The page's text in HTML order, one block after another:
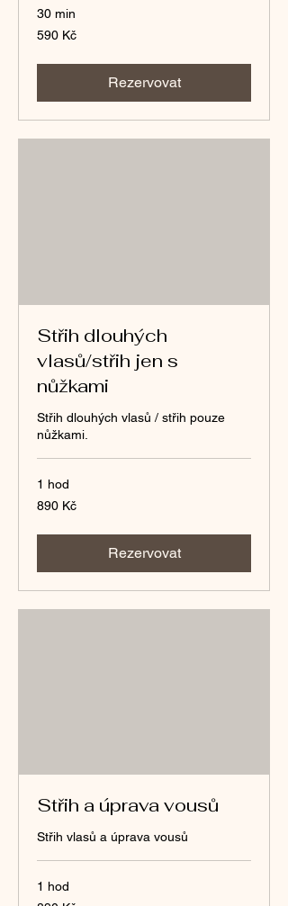
30 min
590
českých
590 Kč
Rezervovat
Střih dlouhých
vlasů/střih jen s
nůžkami
Střih dlouhých vlasů / střih pouze
nůžkami.
1 hod
890
českých
890 Kč
Rezervovat
Střih a úprava vousů
Střih vlasů a úprava vousů
1 hod
890